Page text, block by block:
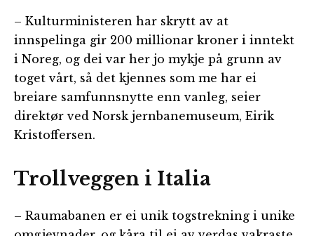
– Kulturministeren har skrytt av at
innspelinga gir 200 millionar kroner i inntekt
i Noreg, og dei var her jo mykje på grunn av
toget vårt, så det kjennes som me har ei
breiare samfunnsnytte enn vanleg, seier
direktør ved Norsk jernbanemuseum, Eirik
Kristoffersen.
Trollveggen i Italia
– Raumabanen er ei unik togstrekning i unike